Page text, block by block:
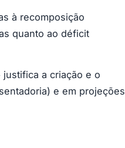
à recomposição
quanto ao déficit
justifica a criação e o
e em projeções